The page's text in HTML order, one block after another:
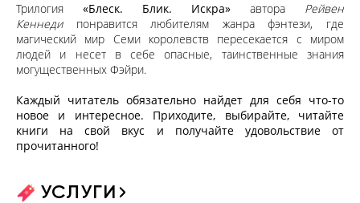
Трилогия «Блеск. Блик. Искра» автора Рейвен
Кеннеди понравится любителям жанра фэнтези, где
магический мир Семи королевств пересекается с миром
людей и несет в себе опасные, таинственные знания
могущественных Фэйри.
Каждый читатель обязательно найдет для себя что-то
новое и интересное. Приходите, выбирайте, читайте
книги на свой вкус и получайте удовольствие от
прочитанного!
УСЛУГИ